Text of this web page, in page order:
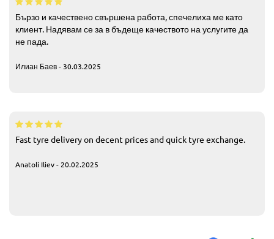
Бързо и качествено свършена работа, спечелиха ме като
клиент. Надявам се за в бъдеще качеството на услугите да
не пада.
Илиан Баев - 30.03.2025
Fast tyre delivery on decent prices and quick tyre exchange.
Anatoli Iliev - 20.02.2025